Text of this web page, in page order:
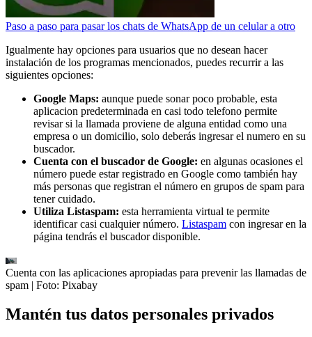
Paso a paso para pasar los chats de WhatsApp de un celular a otro
Igualmente hay opciones para usuarios que no desean hacer
instalación de los programas mencionados, puedes recurrir a las
siguientes opciones:
Google Maps: aunque puede sonar poco probable, esta
aplicacion predeterminada en casi todo telefono permite
revisar si la llamada proviene de alguna entidad como una
empresa o un domicilio, solo deberás ingresar el numero en su
buscador.
Cuenta con el buscador de Google: en algunas ocasiones el
número puede estar registrado en Google como también hay
más personas que registran el número en grupos de spam para
tener cuidado.
Utiliza Listaspam: esta herramienta virtual te permite
identificar casi cualquier número. Listaspam con ingresar en la
página tendrás el buscador disponible.
Cuenta con las aplicaciones apropiadas para prevenir las llamadas de
spam | Foto: Pixabay
Mantén tus datos personales privados